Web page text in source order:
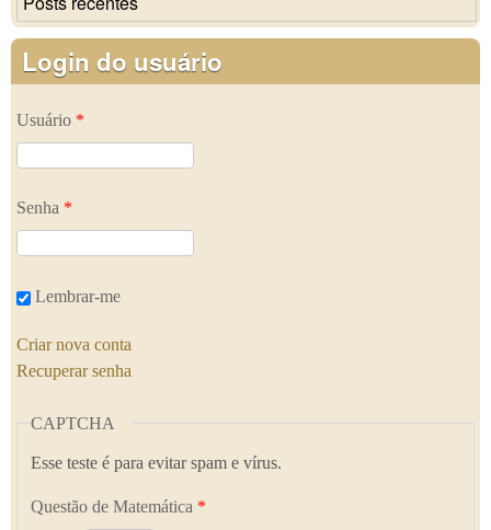
Login do usuário
Usuário *
Senha *
Lembrar-me
Criar nova conta
Recuperar senha
CAPTCHA
Esse teste é para evitar spam e vírus.
Questão de Matemática *